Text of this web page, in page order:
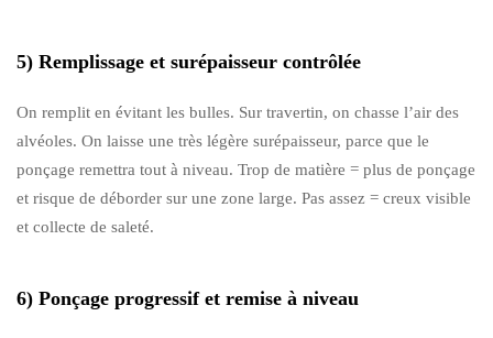
5) Remplissage et surépaisseur contrôlée
On remplit en évitant les bulles. Sur travertin, on chasse l’air des
alvéoles. On laisse une très légère surépaisseur, parce que le
ponçage remettra tout à niveau. Trop de matière = plus de ponçage
et risque de déborder sur une zone large. Pas assez = creux visible
et collecte de saleté.
6) Ponçage progressif et remise à niveau